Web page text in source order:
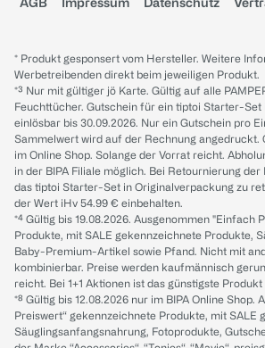
* Produkt gesponsert vom Hersteller. Weitere
Werbetreibenden direkt beim jeweiligen Produkt.
*³ Nur mit gültiger jö Karte. Gültig auf alle
Feuchttücher. Gutschein für ein tiptoi Starter-Set
einlösbar bis 30.09.2026. Nur ein Gutschein pro
Sammelwert wird auf der Rechnung angedruckt.
im Online Shop. Solange der Vorrat reicht.
in der BIPA Filiale möglich. Bei Retournierung
das tiptoi Starter-Set in Originalverpackung zu
der Wert iHv 54.99 € einbehalten.
*⁴ Gültig bis 19.08.2026. Ausgenommen "Einfach
Produkte, mit SALE gekennzeichnete Produkte,
Baby-Premium-Artikel sowie Pfand. Nicht mit
kombinierbar. Preise werden kaufmännisch
reicht. Bei 1+1 Aktionen ist das günstigste Produkt
*⁸ Gültig bis 12.08.2026 nur im BIPA Online Shop.
Preiswert“ gekennzeichnete Produkte, mit SALE
Säuglingsanfangsnahrung, Fotoprodukte,